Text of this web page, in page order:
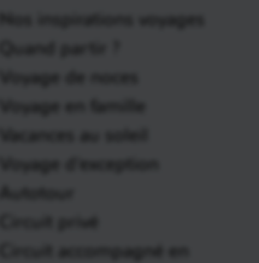
Nos inspirations voyages
Quand partir ?
Voyage de noces
Voyage en famille
Vacances au soleil
Voyage d'exception
Autotour
Circuit privé
Circuit accompagné en